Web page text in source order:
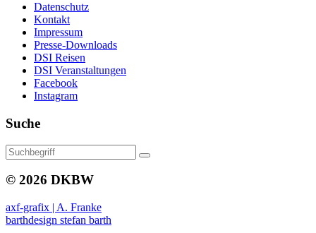
Datenschutz
Kontakt
Impressum
Presse-Downloads
DSI Reisen
DSI Veranstaltungen
Facebook
Instagram
Suche
© 2026 DKBW
axf-grafix | A. Franke
barthdesign stefan barth